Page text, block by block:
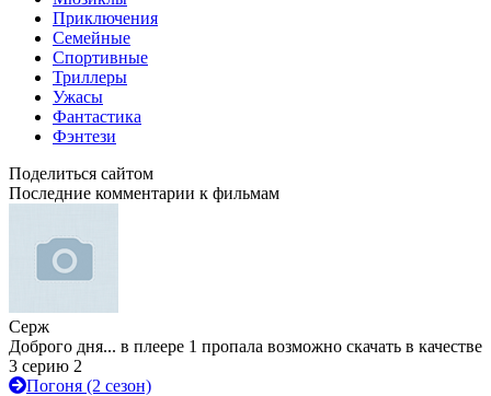
Приключения
Семейные
Спортивные
Триллеры
Ужасы
Фантастика
Фэнтези
Поделиться сайтом
Последние комментарии к фильмам
Серж
Доброго дня... в плеере 1 пропала возможно скачать в качестве
3 серию 2
Погоня (2 сезон)